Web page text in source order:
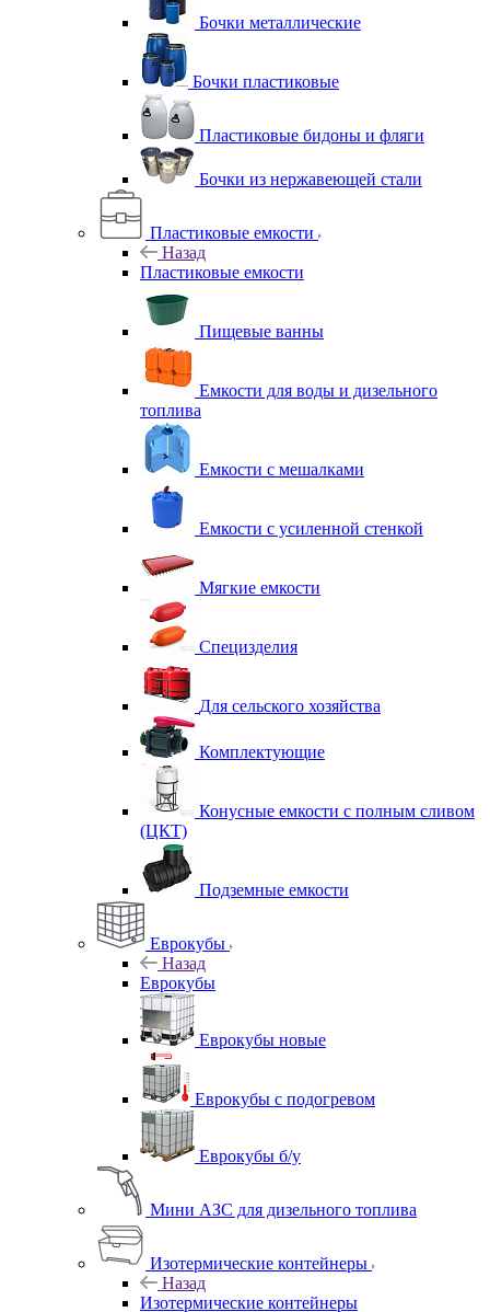
Бочки металлические
Бочки пластиковые
Пластиковые бидоны и фляги
Бочки из нержавеющей стали
Пластиковые емкости
Назад
Пластиковые емкости
Пищевые ванны
Емкости для воды и дизельного
топлива
Емкости с мешалками
Емкости с усиленной стенкой
Мягкие емкости
Специзделия
Для сельского хозяйства
Комплектующие
Конусные емкости с полным сливом
(ЦКТ)
Подземные емкости
Еврокубы
Назад
Еврокубы
Еврокубы новые
Еврокубы с подогревом
Еврокубы б/у
Мини АЗС для дизельного топлива
Изотермические контейнеры
Назад
Изотермические контейнеры